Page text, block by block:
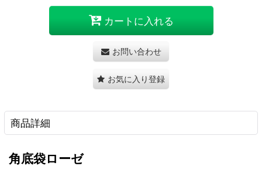
カートに入れる
お問い合わせ
お気に入り登録
商品詳細
角底袋ローゼ